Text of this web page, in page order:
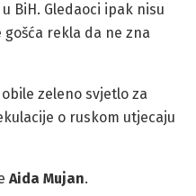
u BiH. Gledaoci ipak nisu
rekla da ne zna
zeleno svjetlo za
o ruskom utjecaju
Aida Mujan.